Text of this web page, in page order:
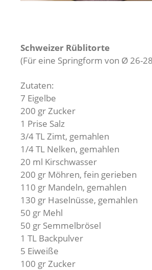
Schweizer Rüblitorte
(Für eine Springform von Ø 26-
Zutaten:
7 Eigelbe
200 gr Zucker
1 Prise Salz
3/4 TL Zimt, gemahlen
1/4 TL Nelken, gemahlen
20 ml Kirschwasser
200 gr Möhren, fein gerieben
110 gr Mandeln, gemahlen
130 gr Haselnüsse, gemahlen
50 gr Mehl
50 gr Semmelbrösel
1 TL Backpulver
5 Eiweiße
100 gr Zucker